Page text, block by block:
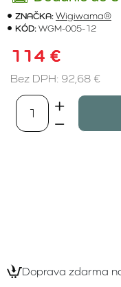
ZNAČKA:Wigiwama®
KÓD:WGM-005-12
114 €
Bez DPH: 92,68 €
Doprava zdarma